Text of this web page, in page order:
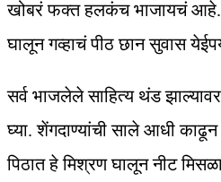
खोबरं फक्त हलकंच भाजायचं
घालून गव्हाचं पीठ छान सुवास
सर्व भाजलेले साहित्य थंड
घ्या. शेंगदाण्यांची साले आधी
पिठात हे मिश्रण घालून नीट